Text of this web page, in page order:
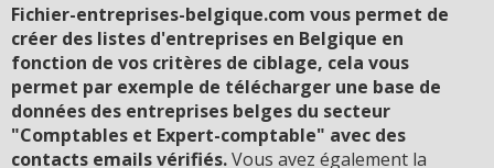
Fichier-entreprises-belgique.com vous permet de
créer des listes d'entreprises en Belgique en
fonction de vos critères de ciblage, cela vous
permet par exemple de télécharger une base de
données des entreprises belges du secteur
"Comptables et Expert-comptable" avec des
contacts emails vérifiés.Vous avez également la